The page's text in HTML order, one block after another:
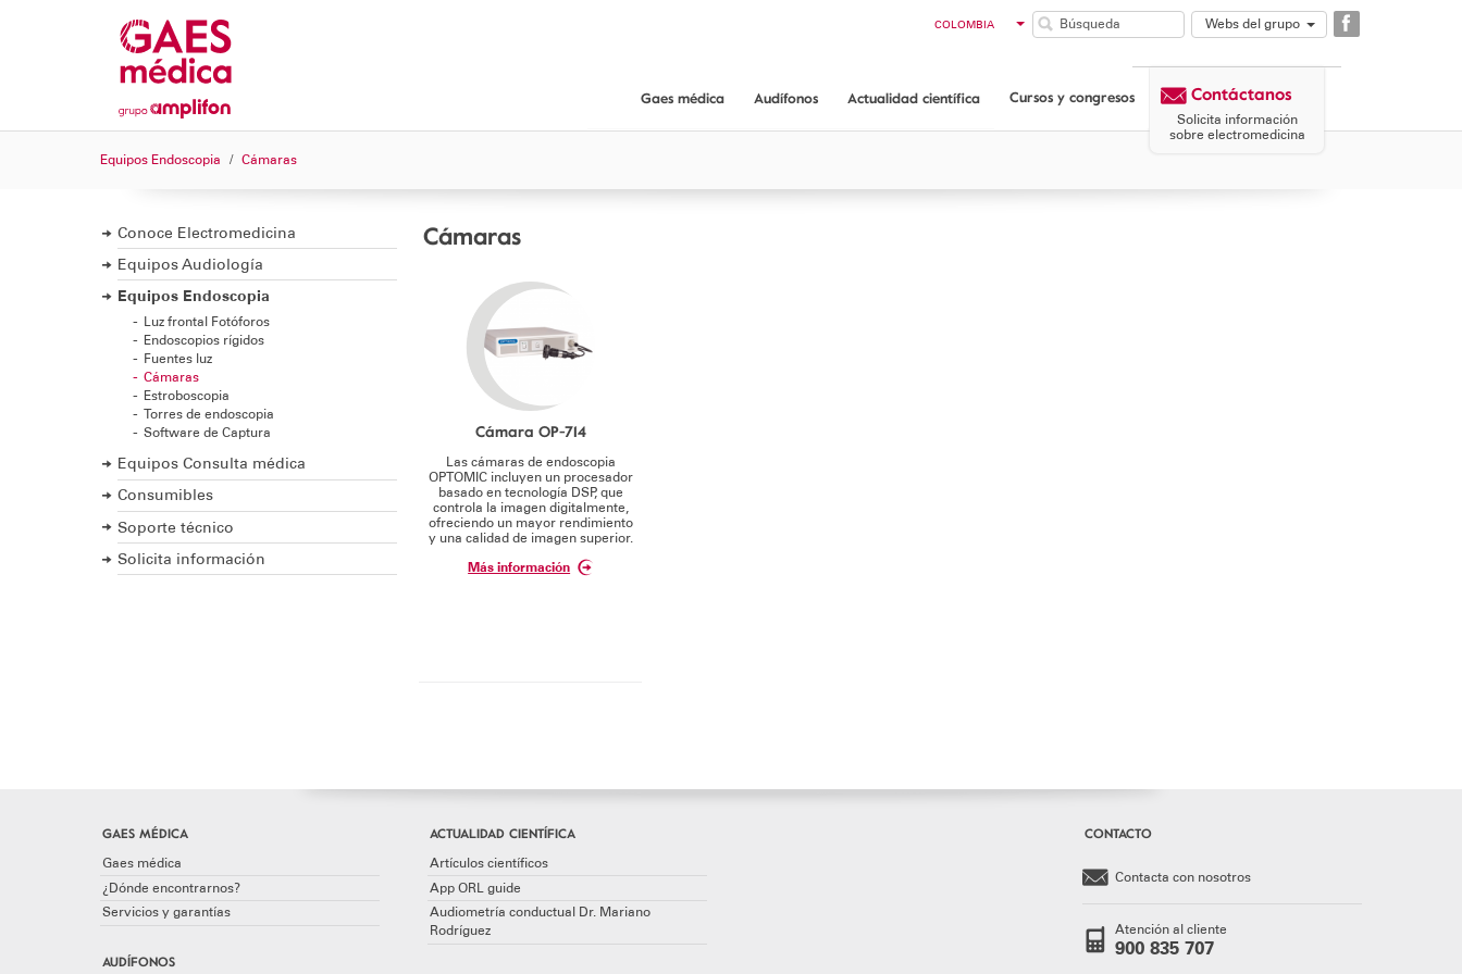
Webs del grupo
COMUNIDAD
GAES
MICROSON
COLOMBIA
PANAMÁ
Gaes médica
¿Dónde encontrarnos?
Audífonos Actualidad científica
App ORL guide
Cursos y congresos Contáctanos
Solicita información
sobre electromedicina
Equipos Endoscopia
Cámaras
Conoce Electromedicina
Equipos Audiología
Equipos Endoscopia
Luz frontal Fotóforos
Endoscopios rígidos
Fuentes luz
Cámaras
Estroboscopia
Torres de endoscopia
Software de Captura
Equipos Consulta médica
Consumibles
Soporte técnico
Solicita información
Cámaras
Cámara OP-714
Las cámaras de endoscopia
OPTOMIC incluyen un procesador
basado en tecnología DSP, que
controla la imagen digitalmente,
ofreciendo un mayor rendimiento
y una calidad de imagen superior.
Más información
GAES MÉDICA
Gaes médica
¿Dónde encontrarnos?
Servicios y garantías
AUDÍFONOS
ACTUALIDAD CIENTÍFICA
Artículos científicos
App ORL guide
Audiometría conductual Dr. Mariano
Rodríguez
CONTACTO
Contacta con nosotros
Atención al cliente
900 835 707